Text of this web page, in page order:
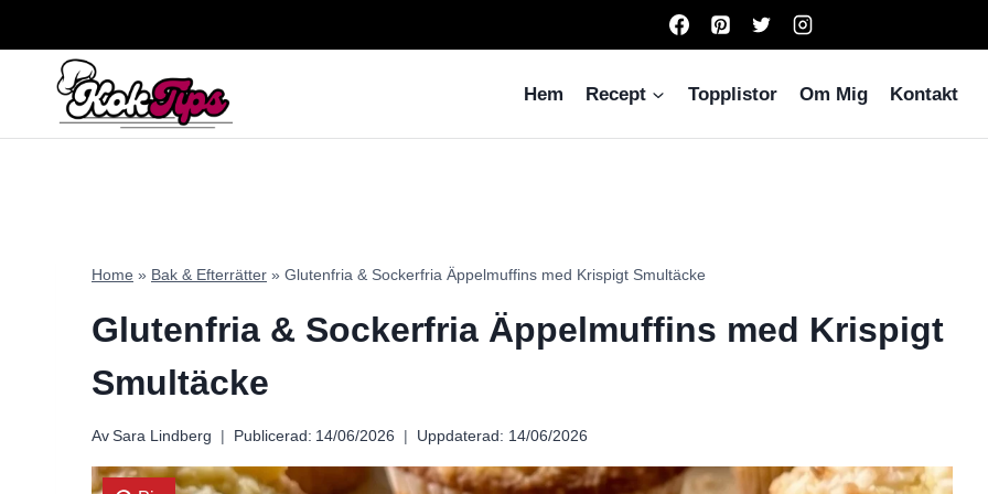
Hem
Recept Topplistor Om Mig Kontakt
Home » Bak & Efterrätter » Glutenfria & Sockerfria Äppelmuffins med Krispigt Smultäcke
Glutenfria & Sockerfria Äppelmuffins med Krispigt
Smultäcke
Av Sara Lindberg Publicerad: 14/06/2026 Uppdaterad: 14/06/2026